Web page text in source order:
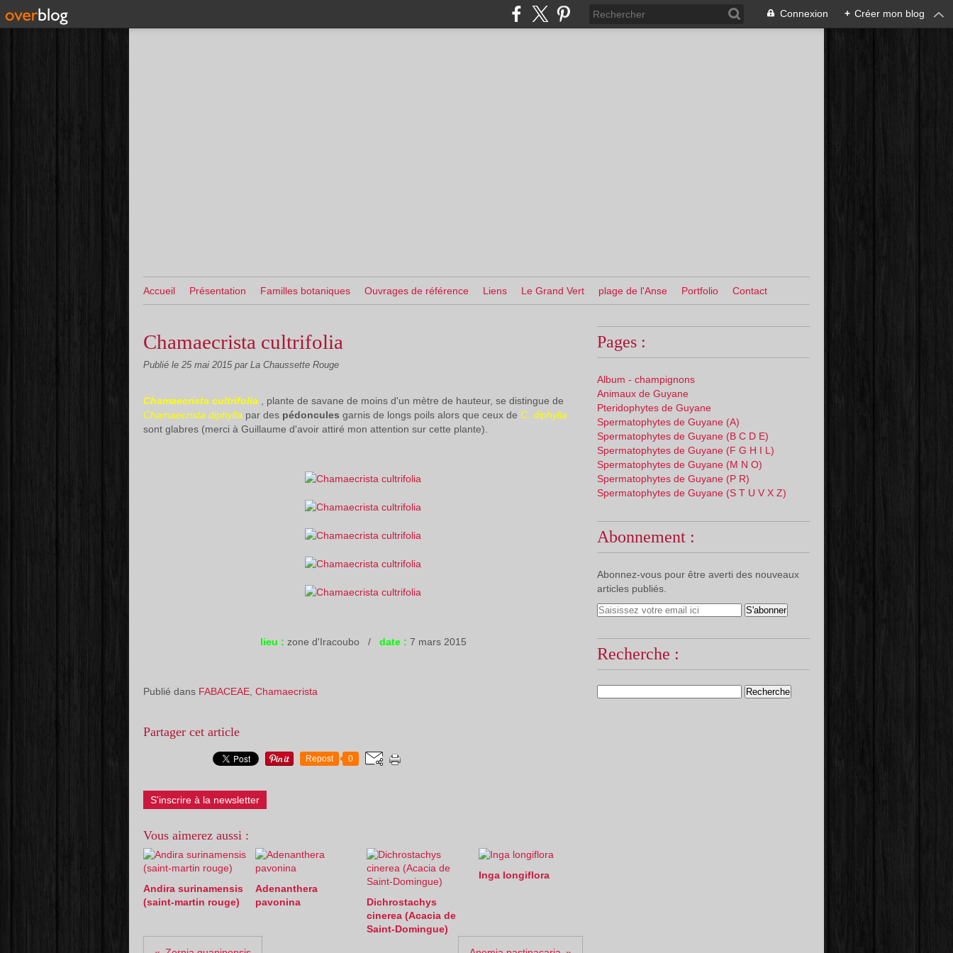
Connexion + Créer mon blog
Accueil Présentation Familles botaniques Ouvrages de référence Liens Le Grand Vert plage de l'Anse Portfolio Contact
Chamaecrista cultrifolia
Publié le 25 mai 2015 par La Chaussette Rouge
Chamaecrista cultrifolia , plante de savane de moins d'un mètre de hauteur, se distingue de
Chamaecrista diphylla par des pédoncules garnis de longs poils alors que ceux de C. diphylla
sont glabres (merci à Guillaume d'avoir attiré mon attention sur cette plante).
lieu : zone d'Iracoubo / date : 7 mars 2015
Publié dans FABACEAE Chamaecrista
Partager cet article
Repost 0
S'inscrire à la newsletter
Vous aimerez aussi :
Andira surinamensis
(saint-martin rouge)
Adenanthera
pavonina
Dichrostachys
cinerea (Acacia de
Saint-Domingue)
Inga longiflora
Pages :
Album - champignons
Animaux de Guyane
Pteridophytes de Guyane
Spermatophytes de Guyane (A)
Spermatophytes de Guyane (B C D E)
Spermatophytes de Guyane (F G H I L)
Spermatophytes de Guyane (M N O)
Spermatophytes de Guyane (P R)
Spermatophytes de Guyane (S T U V X Z)
Abonnement :
Abonnez-vous pour être averti des nouveaux
articles publiés.
Recherche :